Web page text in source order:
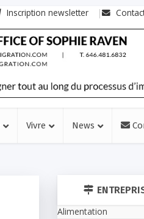
Inscription newsletter
Vivre News
Alimentation